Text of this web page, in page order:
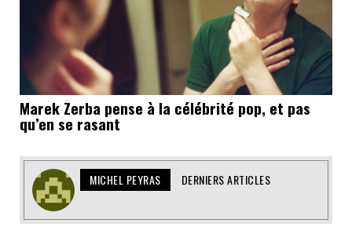
Marek Zerba pense à la célébrité pop, et pas
qu’en se rasant
MICHEL PEYRAS DERNIERS ARTICLES